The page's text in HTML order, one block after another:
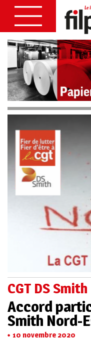
CGT DS
Accord
Smith Nord-
10 novembre 2020